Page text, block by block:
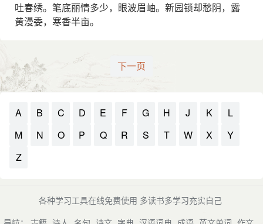
吐春绣。笔底丽情多少，眼波眉岫。新园锁却愁阴，露
黄漫委，寒香半亩。
下一页
A B C D E F G H J K
L
M
N O P Q R S T W X
Y
Z
各种学习工具在线免费使用 多读书多学习充实自己